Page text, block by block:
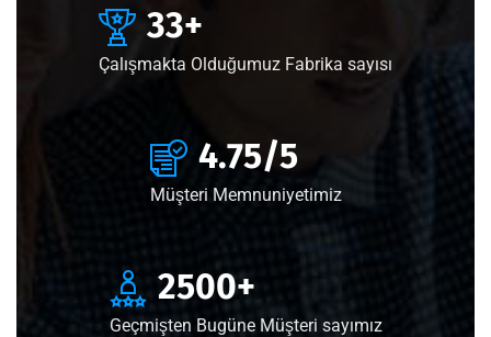
33+
Çalışmakta Olduğumuz Fabrika sayısı
4.75/5
Müşteri Memnuniyetimiz
2500+
Geçmişten Bugüne Müşteri sayımız